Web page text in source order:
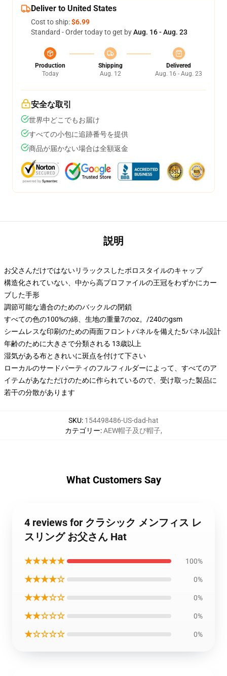
Deliver to United States
Cost to ship:$6.99
Standard - Order today to get byAug. 16 - Aug. 23
Production
Today
Shipping
Aug. 12
Delivered
Aug. 16 - Aug. 23
安全な取引
世界中どこでもお届け
すべての小包に追跡番号を提供
商品が届かない場合は全額返金
説明
お父さんだけではないリラックスしたポロスタイルのキャップ
構造化されていない、中から高プロファイルの王冠をわずかにカー
ブした手形
調節可能な適合のためのバックルの閉鎖
すべての色の100%の綿、生地の重量7のoz。/240のgsm
シームレスな印刷のための両面フロントパネルを備えた5パネル設計
年齢のために大きさで分類される 13歳以上
湿気がある布ときれいに斑点を付けて下さい
ローカルのサードパーティのフルフィルダーによって、すべてのア
イテムがあなただけのために作られているので、受け取った製品に
若干の分散があります
SKU: 154498486-US-dad-hat
カテゴリー:AEW帽子及び帽子,
What Customers Say
4 reviews for クラシック メンフィス レ
スリング お父さん Hat
★★★★★ 100%
★★★★☆ 0%
★★★☆☆ 0%
★★☆☆☆ 0%
★☆☆☆☆ 0%